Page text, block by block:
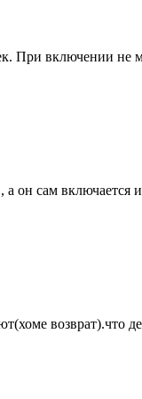
При включении не
он сам включается и
возврат).что